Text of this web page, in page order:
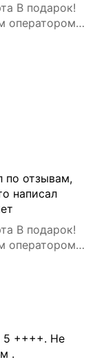
В подарок!
оператором
НЕ
по отзывам,
написал
В подарок!
оператором
НЕ
5 ++++. Не
.